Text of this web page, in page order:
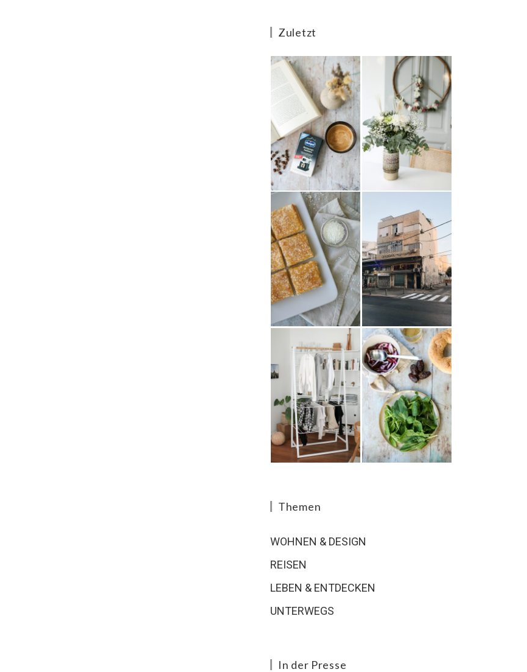
Zuletzt
Themen
WOHNEN & DESIGN
REISEN
LEBEN & ENTDECKEN
UNTERWEGS
In der Presse